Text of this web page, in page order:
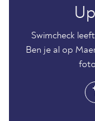
Swimcheck
Ben je al op